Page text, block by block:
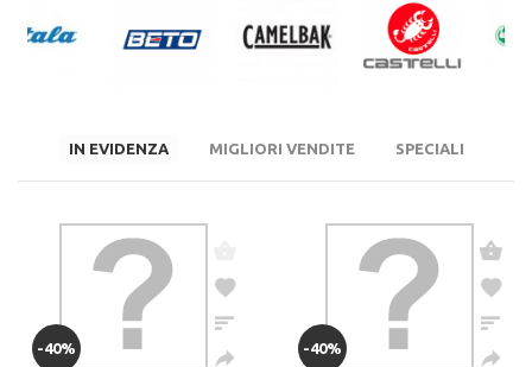
IN EVIDENZA MIGLIORI VENDITE SPECIALI
-40% -40%